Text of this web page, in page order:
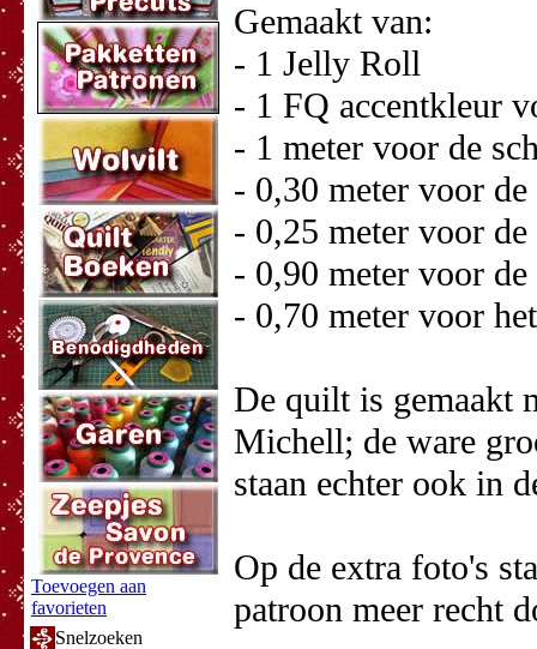
Toevoegen aan
favorieten
Snelzoeken
Gemaakt van:
- 1 Jelly Roll
- 1 FQ accentkleur
- 1 meter voor de
- 0,30 meter voor de
- 0,25 meter voor de
- 0,90 meter voor
- 0,70 meter voor
De quilt is gemaakt
Michell; de ware
staan echter ook in
Op de extra foto's
patroon meer recht